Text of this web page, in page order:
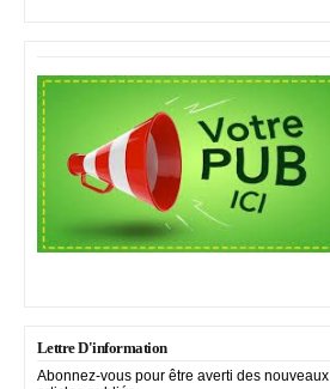
Lettre D'information
Abonnez-vous pour être averti des nouveaux